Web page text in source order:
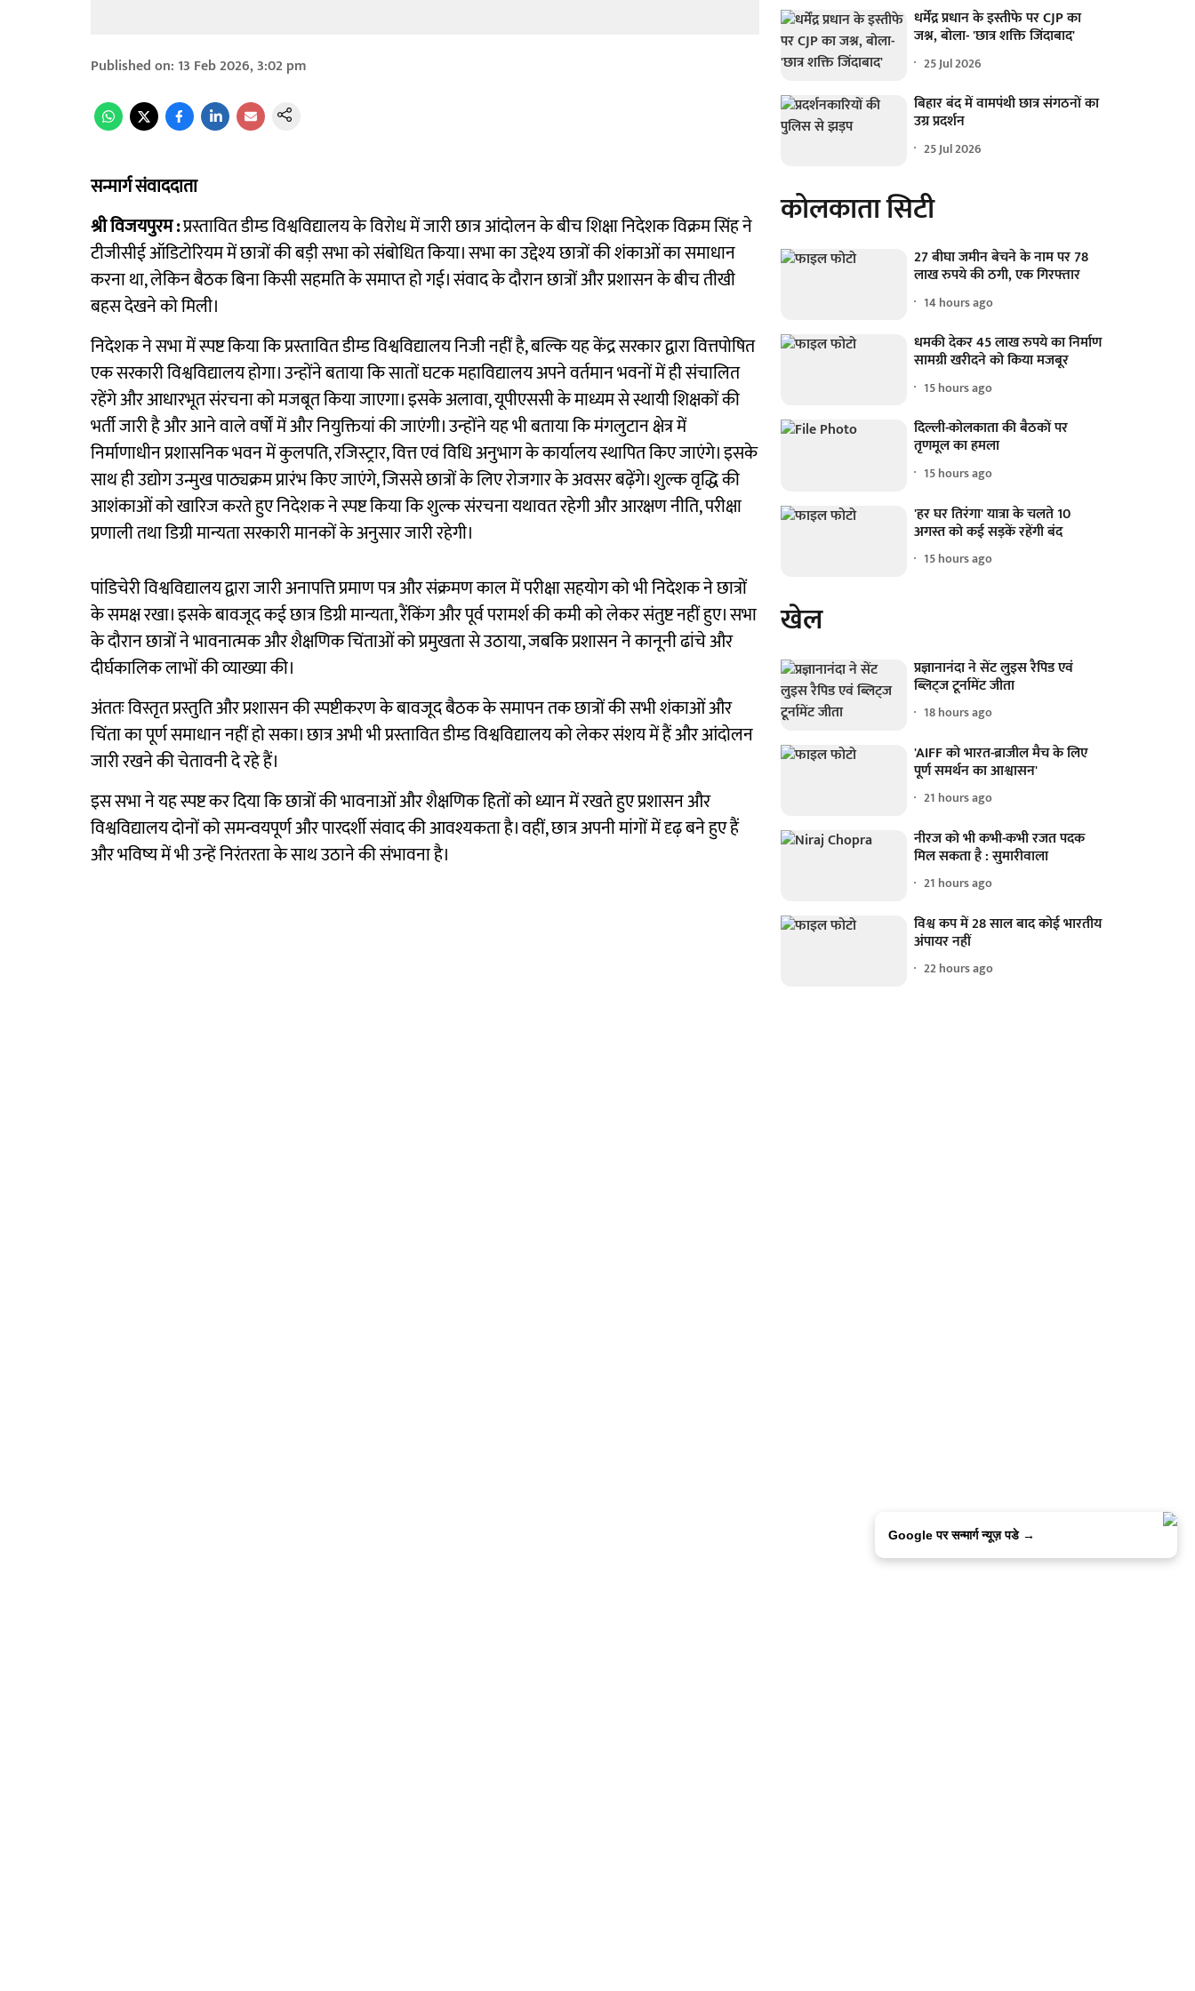
Published on: 13 Feb 2026, 3:02 pm
सन्मार्ग संवाददाता
श्री विजयपुरम :प्रस्तावित डीम्ड विश्वविद्यालय के विरोध में जारी छात्र आंदोलन के बीच शिक्षा निदेशक विक्रम सिंह ने
टीजीसीई ऑडिटोरियम में छात्रों की बड़ी सभा को संबोधित किया। सभा का उद्देश्य छात्रों की शंकाओं का समाधान
करना था, लेकिन बैठक बिना किसी सहमति के समाप्त हो गई। संवाद के दौरान छात्रों और प्रशासन के बीच तीखी
बहस देखने को मिली।
निदेशक ने सभा में स्पष्ट किया कि प्रस्तावित डीम्ड विश्वविद्यालय निजी नहीं है, बल्कि यह केंद्र सरकार द्वारा वित्तपोषित
एक सरकारी विश्वविद्यालय होगा। उन्होंने बताया कि सातों घटक महाविद्यालय अपने वर्तमान भवनों में ही संचालित
रहेंगे और आधारभूत संरचना को मजबूत किया जाएगा। इसके अलावा, यूपीएससी के माध्यम से स्थायी शिक्षकों की
भर्ती जारी है और आने वाले वर्षों में और नियुक्तियां की जाएंगी। उन्होंने यह भी बताया कि मंगलुटान क्षेत्र में
निर्माणाधीन प्रशासनिक भवन में कुलपति, रजिस्ट्रार, वित्त एवं विधि अनुभाग के कार्यालय स्थापित किए जाएंगे। इसके
साथ ही उद्योग उन्मुख पाठ्यक्रम प्रारंभ किए जाएंगे, जिससे छात्रों के लिए रोजगार के अवसर बढ़ेंगे। शुल्क वृद्धि की
आशंकाओं को खारिज करते हुए निदेशक ने स्पष्ट किया कि शुल्क संरचना यथावत रहेगी और आरक्षण नीति, परीक्षा
प्रणाली तथा डिग्री मान्यता सरकारी मानकों के अनुसार जारी रहेगी।
पांडिचेरी विश्वविद्यालय द्वारा जारी अनापत्ति प्रमाण पत्र और संक्रमण काल में परीक्षा सहयोग को भी निदेशक ने छात्रों
के समक्ष रखा। इसके बावजूद कई छात्र डिग्री मान्यता, रैंकिंग और पूर्व परामर्श की कमी को लेकर संतुष्ट नहीं हुए। सभा
के दौरान छात्रों ने भावनात्मक और शैक्षणिक चिंताओं को प्रमुखता से उठाया, जबकि प्रशासन ने कानूनी ढांचे और
दीर्घकालिक लाभों की व्याख्या की।
अंततः विस्तृत प्रस्तुति और प्रशासन की स्पष्टीकरण के बावजूद बैठक के समापन तक छात्रों की सभी शंकाओं और
चिंता का पूर्ण समाधान नहीं हो सका। छात्र अभी भी प्रस्तावित डीम्ड विश्वविद्यालय को लेकर संशय में हैं और आंदोलन
जारी रखने की चेतावनी दे रहे हैं।
इस सभा ने यह स्पष्ट कर दिया कि छात्रों की भावनाओं और शैक्षणिक हितों को ध्यान में रखते हुए प्रशासन और
विश्वविद्यालय दोनों को समन्वयपूर्ण और पारदर्शी संवाद की आवश्यकता है। वहीं, छात्र अपनी मांगों में दृढ़ बने हुए हैं
और भविष्य में भी उन्हें निरंतरता के साथ उठाने की संभावना है।
धर्मेंद्र प्रधान के इस्तीफे पर CJP का
जश्न, बोला- 'छात्र शक्ति जिंदाबाद'
25 Jul 2026
बिहार बंद में वामपंथी छात्र संगठनों का
उग्र प्रदर्शन
25 Jul 2026
कोलकाता सिटी
27 बीघा जमीन बेचने के नाम पर 78
लाख रुपये की ठगी, एक गिरफ्तार
14 hours ago
धमकी देकर 45 लाख रुपये का निर्माण
सामग्री खरीदने को किया मजबूर
15 hours ago
दिल्ली-कोलकाता की बैठकों पर
तृणमूल का हमला
15 hours ago
'हर घर तिरंगा' यात्रा के चलते 10
अगस्त को कई सड़कें रहेंगी बंद
15 hours ago
खेल
प्रज्ञानानंदा ने सेंट लुइस रैपिड एवं
ब्लिट्ज टूर्नामेंट जीता
18 hours ago
'AIFF को भारत-ब्राजील मैच के लिए
पूर्ण समर्थन का आश्वासन'
21 hours ago
नीरज को भी कभी-कभी रजत पदक
मिल सकता है : सुमारीवाला
21 hours ago
विश्व कप में 28 साल बाद कोई भारतीय
अंपायर नहीं
22 hours ago
Google पर सन्मार्ग न्यूज़ पडे →